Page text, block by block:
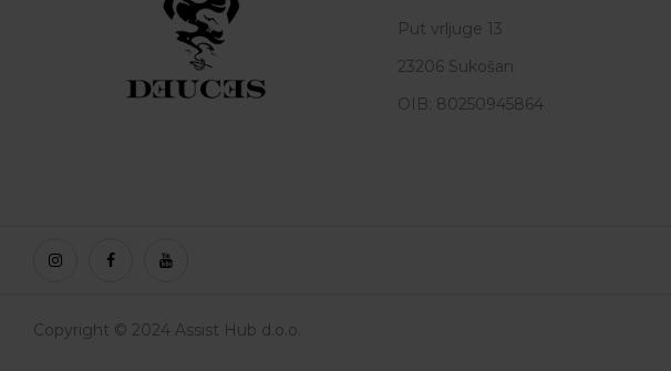
Put vrljuge 13
23206 Sukošan
OIB: 80250945864
Copyright © 2024 Assist Hub d.o.o.